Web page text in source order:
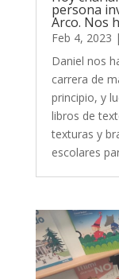
persona
Arco. Nos
Feb 4, 2023 |
Daniel nos
carrera de
principio, y
libros de
texturas y
escolares